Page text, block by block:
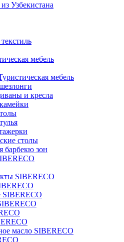
Узбекистана
мебель
мебель
и кресла
столы
барбекю зон
SIBERECO
SIBERECO
масло SIBERECO